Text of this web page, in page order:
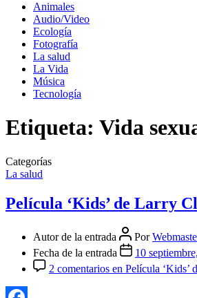
Animales
Audio/Video
Ecología
Fotografía
La salud
La Vida
Música
Tecnología
Etiqueta: Vida
Categorías
La salud
Película ‘Kids’ de Larry
Autor de la entrada Por
Fecha de la entrada
10
2 comentarios en Película ‘Kids’